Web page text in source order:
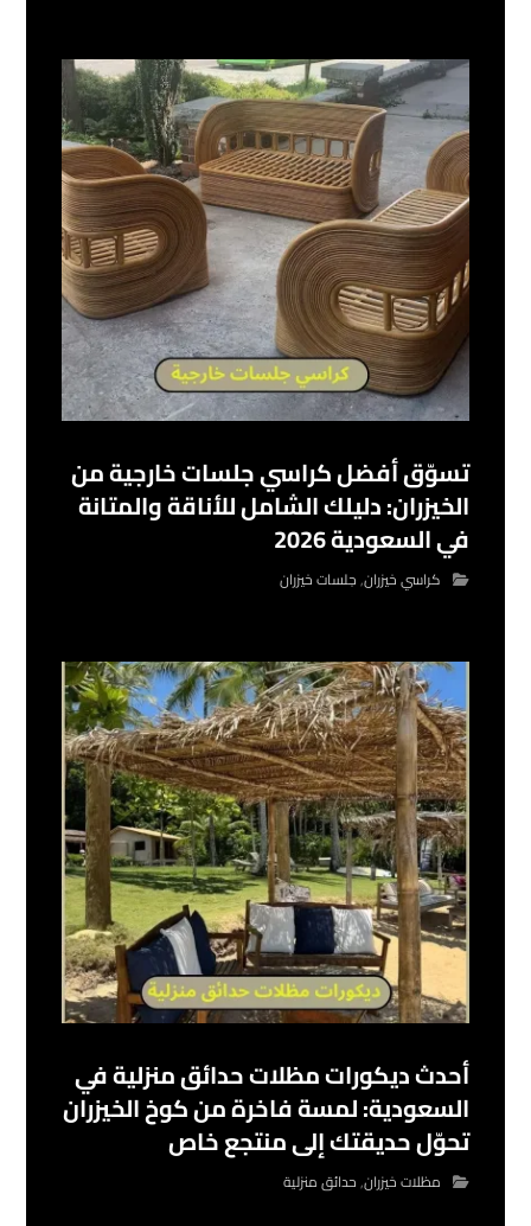
تسوّق أفضل كراسي جلسات خارجية من
الخيزران: دليلك الشامل للأناقة والمتانة
في السعودية 2026
كراسي خيزران,جلسات خيزران
أحدث ديكورات مظلات حدائق منزلية في
السعودية: لمسة فاخرة من كوخ الخيزران
تحوّل حديقتك إلى منتجع خاص
مظلات خيزران,حدائق منزلية